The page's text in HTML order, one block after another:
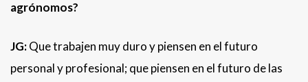
agrónomos?
JG:Que trabajen muy duro y piensen en el futuro
personal y profesional; que piensen en el futuro de las